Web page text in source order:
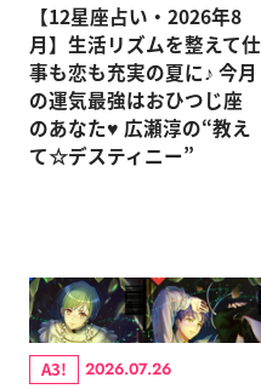
【12星座占い・2026年8
月】生活リズムを整えて仕
事も恋も充実の夏に♪ 今月
の運気最強はおひつじ座
のあなた♥ 広瀬淳の“教え
て☆デスティニー”
A3! 2026.07.26